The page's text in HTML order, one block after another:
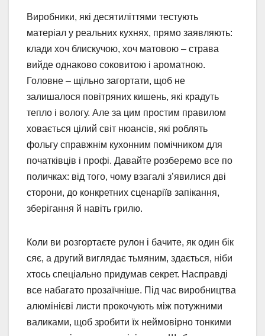
Виробники, які десятиліттями тестують
матеріал у реальних кухнях, прямо заявляють:
клади хоч блискучою, хоч матовою – страва
вийде однаково соковитою і ароматною.
Головне – щільно загортати, щоб не
залишалося повітряних кишень, які крадуть
тепло і вологу. Але за цим простим правилом
ховається цілий світ нюансів, які роблять
фольгу справжнім кухонним помічником для
початківців і профі. Давайте розберемо все по
поличках: від того, чому взагалі з’явилися дві
сторони, до конкретних сценаріїв запікання,
зберігання й навіть грилю.
Коли ви розгортаєте рулон і бачите, як один бік
сяє, а другий виглядає тьмяним, здається, ніби
хтось спеціально придумав секрет. Насправді
все набагато прозаїчніше. Під час виробництва
алюмінієві листи прокочують між потужними
валиками, щоб зробити їх неймовірно тонкими